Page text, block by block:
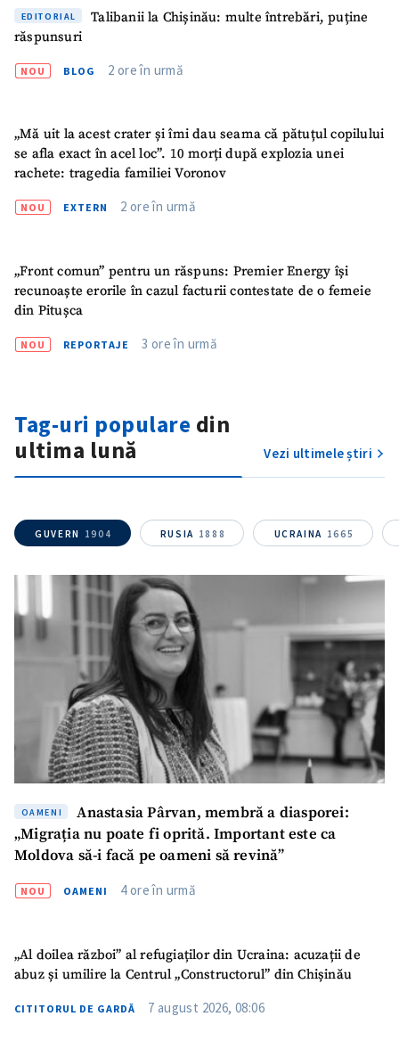
EDITORIAL
Talibanii la Chișinău: multe întrebări, puține
răspunsuri
NOU BLOG 2 ore în urmă
„Mă uit la acest crater și îmi dau seama că pătuțul copilului
se afla exact în acel loc”. 10 morți după explozia unei
rachete: tragedia familiei Voronov
NOU EXTERN 2 ore în urmă
„Front comun” pentru un răspuns: Premier Energy își
recunoaște erorile în cazul facturii contestate de o femeie
din Pitușca
NOU REPORTAJE 3 ore în urmă
Tag-uri populare din
ultima lună
Vezi ultimele știri
GUVERN 1904 RUSIA 1888 UCRAINA 1665
OAMENI
Anastasia Pârvan, membră a diasporei:
„Migrația nu poate fi oprită. Important este ca
Moldova să-i facă pe oameni să revină”
NOU OAMENI 4 ore în urmă
„Al doilea război” al refugiaților din Ucraina: acuzații de
abuz și umilire la Centrul „Constructorul” din Chișinău
CITITORUL DE GARDĂ 7 august 2026, 08:06